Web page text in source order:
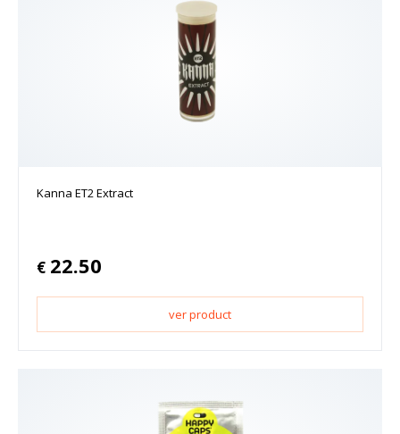
Kanna ET2 Extract
€ 22.50
ver product